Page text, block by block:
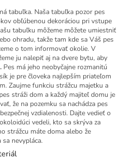
tabuľka. Naša tabuľka pozor pes
obľúbenou dekoráciou pri vstupe
tabuľku môžeme môžete umiestniť
ohradu, takže tam kde sa Váš pes
o tom informovať okolie. V
ju nalepiť aj na dvere bytu, aby
. Pes má jeho neobyčajne rozmanitú
je pre človeka najlepším priateľom
Zaujme funkciu strážcu majetku a
stráži dom a každý majiteľ domu je
že na pozemku sa nachádza pes
vzdialenosti. Dajte vedieť o
vedeli, kto sa skrýva za
strážcu máte doma alebo že
nevypláca.